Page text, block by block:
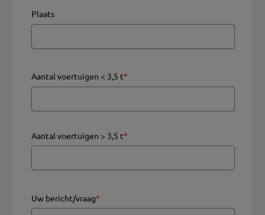
Plaats
Aantal voertuigen < 3,5 t*
Aantal voertuigen > 3,5 t*
Uw bericht/vraag*